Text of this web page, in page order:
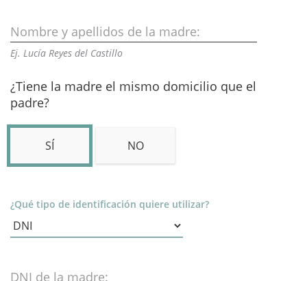
Nombre y apellidos de la madre:
Ej. Lucía Reyes del Castillo
¿Tiene la madre el mismo domicilio que el
padre?
SÍ NO
¿Qué tipo de identificación quiere utilizar?
DNI de la madre: